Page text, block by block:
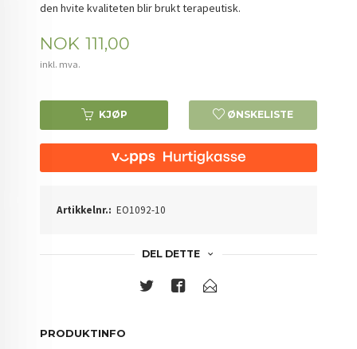
den hvite kvaliteten blir brukt terapeutisk.
Pris
NOK 111,00
inkl. mva.
KJØP ØNSKELISTE
Artikkelnr.: EO1092-10
DEL DETTE
PRODUKTINFO